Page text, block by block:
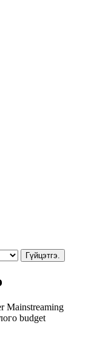
Гүйцэтгэ.
Mainstreaming
budget